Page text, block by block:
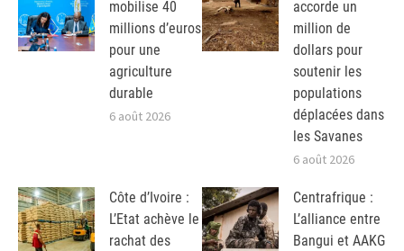
mobilise 40
millions d’euros
pour une
agriculture
durable
6 août 2026
accorde un
million de
dollars pour
soutenir les
populations
déplacées dans
les Savanes
6 août 2026
Côte d’Ivoire :
L’Etat achève le
rachat des
Centrafrique :
L’alliance entre
Bangui et AAKG